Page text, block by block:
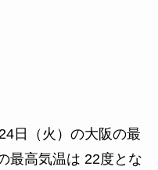
日（火）の大阪の最
最高気温は 22度とな